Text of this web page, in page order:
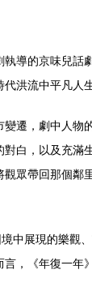
導的京味兒話
洪流中平凡人
遷，劇中人
白，以及充滿
眾帶回那個鄰
中展現的樂觀
，《年復一年